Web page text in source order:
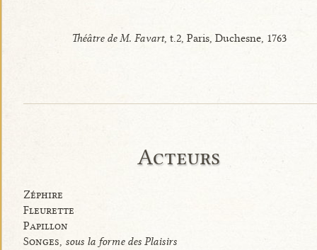
Théâtre de M. Favart, t.2, Paris, Duchesne, 1763
Acteurs
Zéphire
Fleurette
Papillon
Songes, sous la forme des Plaisirs